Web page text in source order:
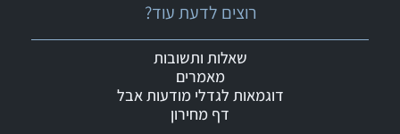
רוצים לדעת עוד?
שאלות ותשובות
מאמרים
דוגמאות לגדלי מודעות אבל
דף מחירון